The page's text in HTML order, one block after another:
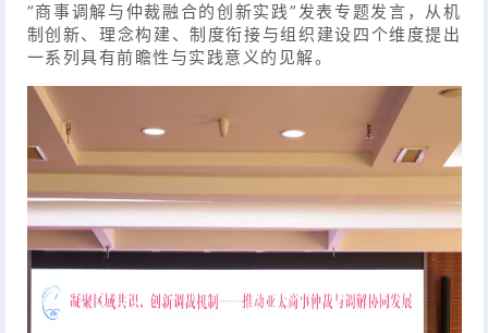
“商事调解与仲裁融合的创新实践”发表专题发言，从机
制创新、理念构建、制度衔接与组织建设四个维度提出
一系列具有前瞻性与实践意义的见解。